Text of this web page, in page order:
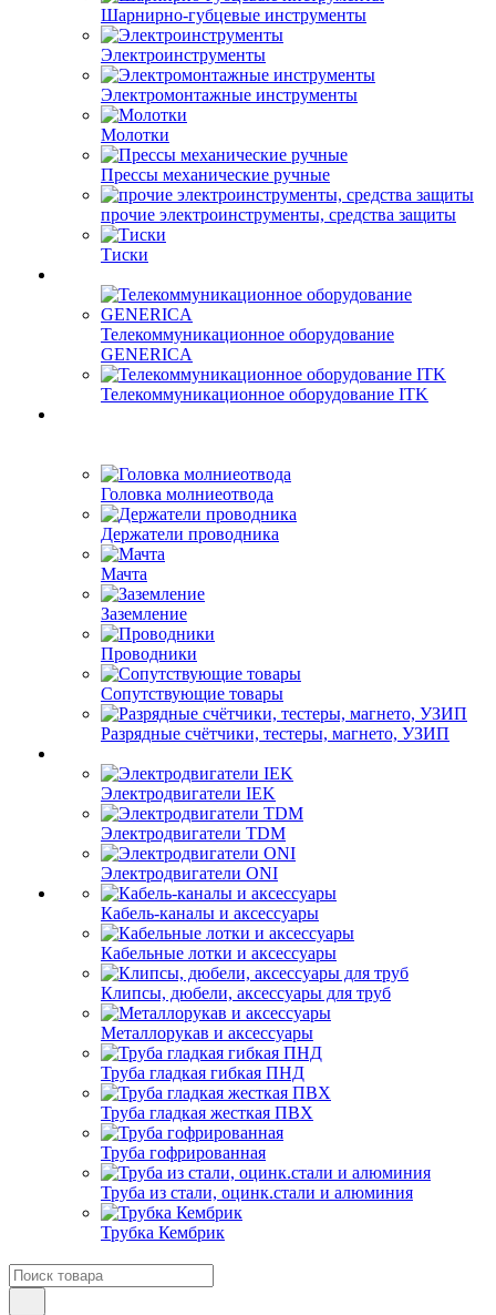
Шарнирно-губцевые инструменты
Электроинструменты
Электромонтажные инструменты
Молотки
Прессы механические ручные
прочие электроинструменты, средства защиты
Тиски
Телекоммуникационное оборудование
GENERICA
Телекоммуникационное оборудование ITK
Головка молниеотвода
Держатели проводника
Мачта
Заземление
Проводники
Сопутствующие товары
Разрядные счётчики, тестеры, магнето, УЗИП
Электродвигатели IEK
Электродвигатели TDM
Электродвигатели ONI
Кабель-каналы и аксессуары
Кабельные лотки и аксессуары
Клипсы, дюбели, аксессуары для труб
Металлорукав и аксессуары
Труба гладкая гибкая ПНД
Труба гладкая жесткая ПВХ
Труба гофрированная
Труба из стали, оцинк.стали и алюминия
Трубка Кембрик